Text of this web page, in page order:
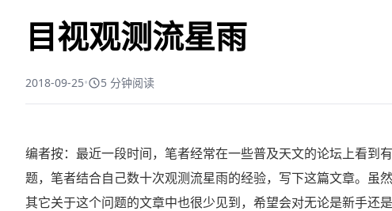
目视观测流星雨
2018-09-25• 5 分钟阅读
编者按：最近一段时间，笔者经常在一些普及天文的论坛上看到
题，笔者结合自己数十次观测流星雨的经验，写下这篇文章。虽
其它关于这个问题的文章中也很少见到，希望会对无论是新手还